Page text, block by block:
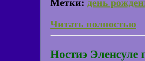
Метки: день
Читать полностью
Ностиэ